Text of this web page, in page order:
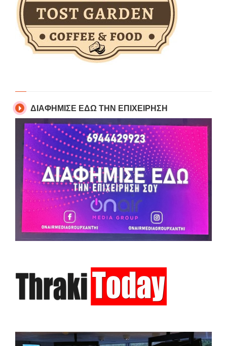
ΔΙΑΦΗΜΙΣΕ ΕΔΩ ΤΗΝ ΕΠΙΧΕΙΡΗΣΗ